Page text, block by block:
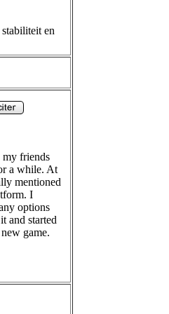
en
my friends
a while. At
mentioned
I
options
and started
game.